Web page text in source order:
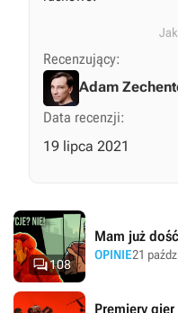
Recenzujący:
Adam
Data recenzji:
19 lipca 2021
108
Mam już
OPINIE21
Premiery